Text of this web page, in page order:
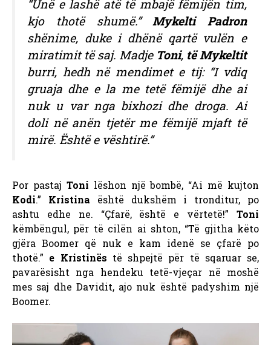
“Unë e lashë atë të mbajë fëmijën tim,
kjo thotë shumë.”Mykelti Padron
shënime, duke i dhënë qartë vulën e
miratimit të saj. Madje Toni, të Mykeltit
burri, hedh në mendimet e tij: “I vdiq
gruaja dhe e la me tetë fëmijë dhe ai
nuk u var nga bixhozi dhe droga. Ai
doli në anën tjetër me fëmijë mjaft të
mirë. Është e vështirë.”
Por pastaj Toni lëshon një bombë, “Ai më kujton
Kodi.” Kristina është dukshëm i tronditur, po
ashtu edhe ne. “Çfarë, është e vërtetë!” Toni
këmbëngul, për të cilën ai shton, “Të gjitha këto
gjëra Boomer që nuk e kam idenë se çfarë po
thotë.” e Kristinës të shpejtë për të sqaruar se,
pavarësisht nga hendeku tetë-vjeçar në moshë
mes saj dhe Davidit, ajo nuk është padyshim një
Boomer.